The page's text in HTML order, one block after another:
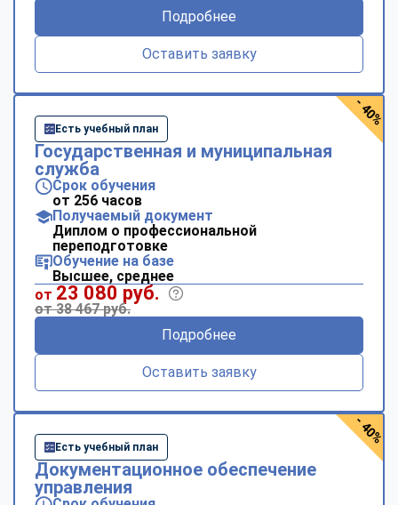
Подробнее
Оставить заявку
Есть учебный план
Государственная и муниципальная
служба
Срок обучения
от 256 часов
Получаемый документ
Диплом о профессиональной
переподготовке
Обучение на базе
Высшее, среднее
от 23 080 руб.
от 38 467 руб.
Подробнее
Оставить заявку
- 40%
Есть учебный план
Документационное обеспечение
управления
- 40%